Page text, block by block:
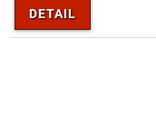
DETAIL